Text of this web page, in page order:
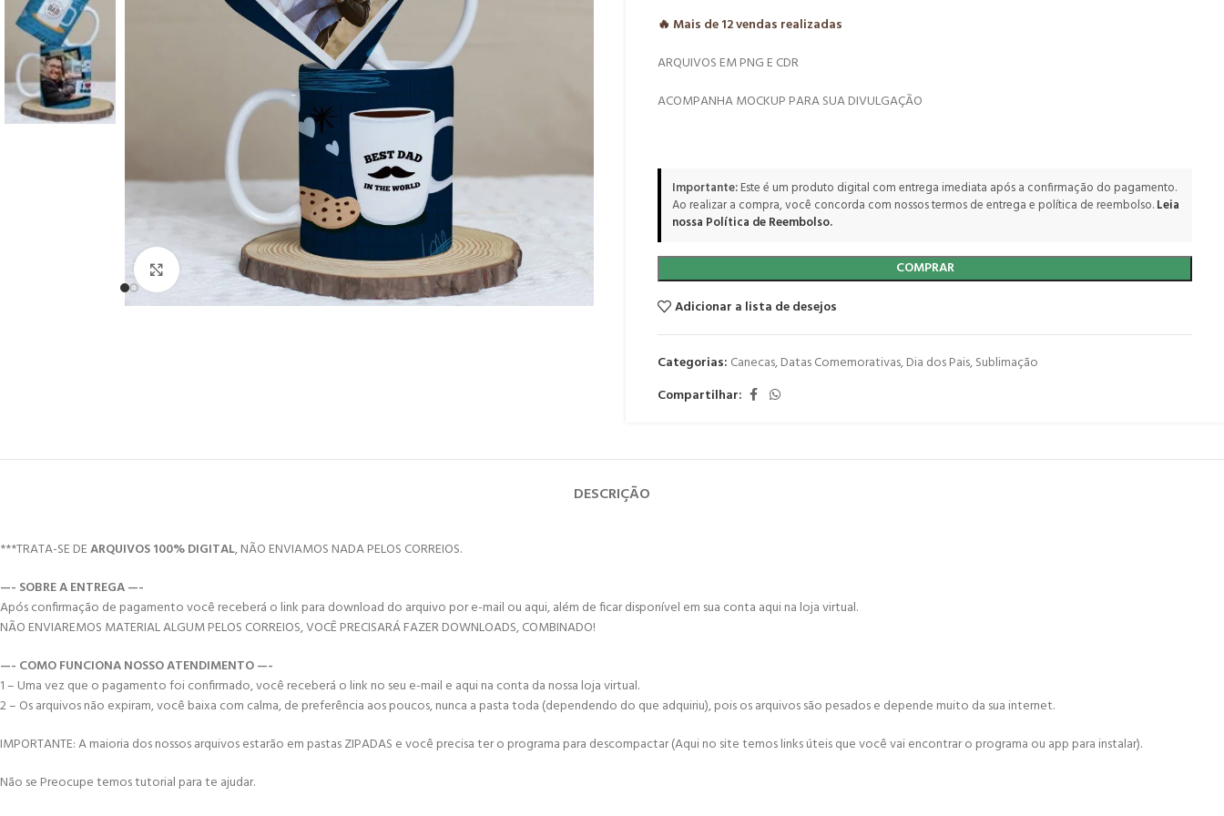
Click to enlarge
🔥 Mais de12vendas realizadas
ARQUIVOS EM PNG E CDR
ACOMPANHA MOCKUP PARA SUA DIVULGAÇÃO
Importante:Este é um produto digital com entrega imediata após a confirmação do pagamento.
Ao realizar a compra, você concorda com nossos termos de entrega e política de reembolso.Leia
nossa Política de Reembolso.
COMPRAR
Adicionar a lista de desejos
Categorias: Canecas,Datas Comemorativas,Dia dos Pais,Sublimação
Compartilhar:
DESCRIÇÃO
***TRATA-SE DEARQUIVOS 100% DIGITAL, NÃO ENVIAMOS NADA PELOS CORREIOS.
—- SOBRE A ENTREGA —-
Após confirmação de pagamento você receberá o link para download do arquivo por e-mail ou aqui, além de ficar disponível em sua conta aqui na loja virtual.
NÃO ENVIAREMOS MATERIAL ALGUM PELOS CORREIOS, VOCÊ PRECISARÁ FAZER DOWNLOADS, COMBINADO!
—- COMO FUNCIONA NOSSO ATENDIMENTO —-
1 – Uma vez que o pagamento foi confirmado, você receberá o link no seu e-mail e aqui na conta da nossa loja virtual.
2 – Os arquivos não expiram, você baixa com calma, de preferência aos poucos, nunca a pasta toda (dependendo do que adquiriu), pois os arquivos são pesados e depende muito da sua internet.
IMPORTANTE: A maioria dos nossos arquivos estarão em pastas ZIPADAS e você precisa ter o programa para descompactar (Aqui no site temos links úteis que você vai encontrar o programa ou app para instalar).
Não se Preocupe temos tutorial para te ajudar.